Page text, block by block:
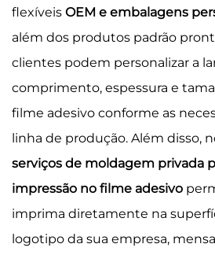
flexíveis OEM e embalagens
além dos produtos padrão
clientes podem personalizar a
comprimento, espessura e
filme adesivo conforme as
linha de produção. Além disso,
serviços de moldagem privada
impressão no filme adesivo
imprima diretamente na
logotipo da sua empresa,